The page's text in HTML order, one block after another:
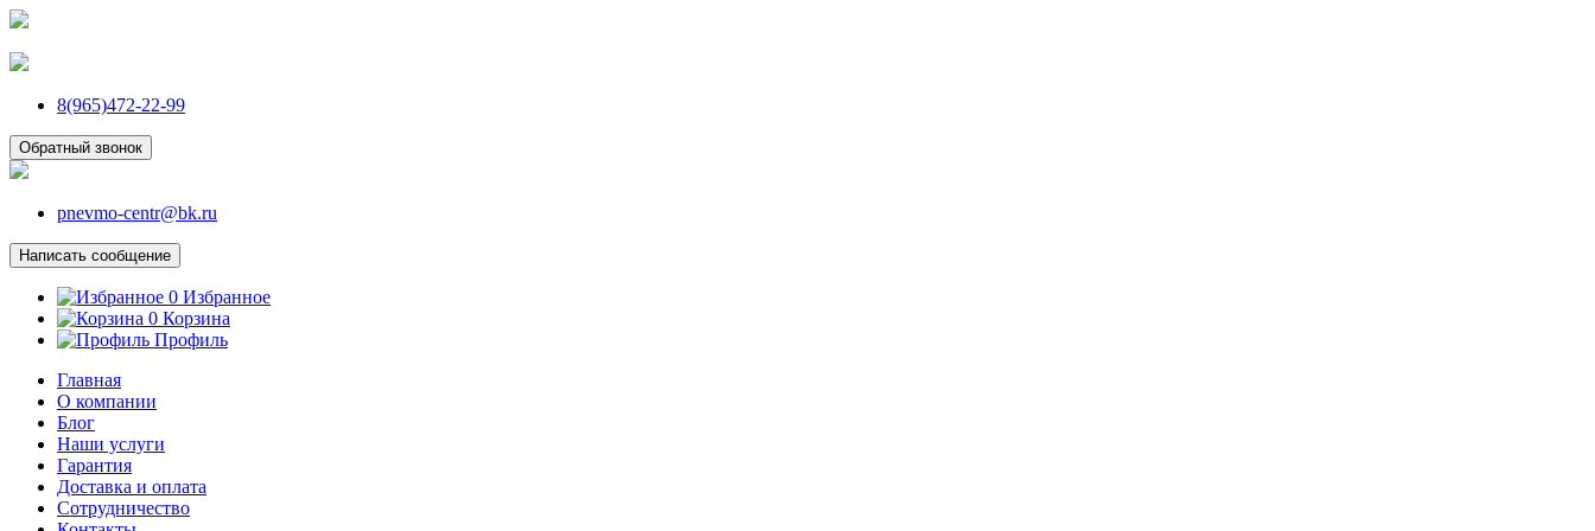
8(965)472-22-99
Обратный звонок
pnevmo-centr@bk.ru
Написать сообщение
0 Избранное
0 Корзина
Профиль
Главная
О компании
Блог
Наши услуги
Гарантия
Доставка и оплата
Сотрудничество